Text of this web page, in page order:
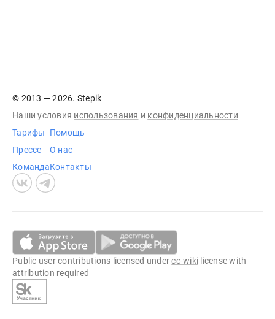
© 2013 — 2026. Stepik
Наши условия использования и конфиденциальности
Тарифы
Прессе
Команда
Помощь
О нас
Контакты
Public user contributions licensed undercc-wiki license with
attribution required